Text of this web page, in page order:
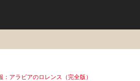
：アラビアのロレンス（完全版）